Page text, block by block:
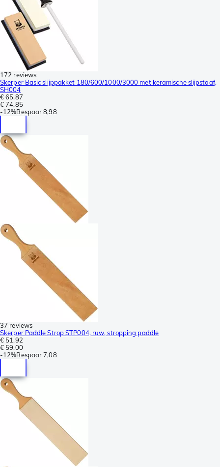
172 reviews
Skerper Basic slijppakket 180/600/1000/3000 met keramische slijpstaaf,
SH004
€ 65,87
€ 74,85
-12%Bespaar 8,98
37 reviews
Skerper Paddle Strop STP004, ruw, stropping paddle
€ 51,92
€ 59,00
-12%Bespaar 7,08